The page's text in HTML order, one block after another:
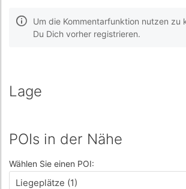
Um die Kommentarfunktion nutzen zu
Du Dich vorher registrieren.
Lage
POIs in der Nähe
Wählen Sie einen POI:
Liegeplätze (1)